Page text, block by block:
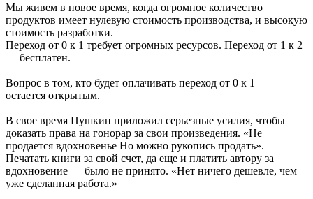
Мы живем в новое время, когда огромное количество
продуктов имеет нулевую стоимость производства, и высокую
стоимость разработки.
Переход от 0 к 1 требует огромных ресурсов. Переход от 1 к 2
— бесплатен.
Вопрос в том, кто будет оплачивать переход от 0 к 1 —
остается открытым.
В свое время Пушкин приложил серьезные усилия, чтобы
доказать права на гонорар за свои произведения. «Не
продается вдохновенье Но можно рукопись продать».
Печатать книги за свой счет, да еще и платить автору за
вдохновение — было не принято. «Нет ничего дешевле, чем
уже сделанная работа.»